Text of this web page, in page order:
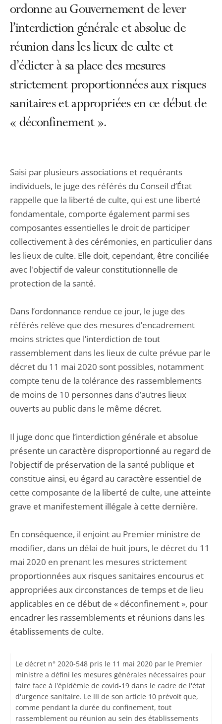
ordonne au Gouvernement de lever
l’interdiction générale et absolue de
réunion dans les lieux de culte et
d’édicter à sa place des mesures
strictement proportionnées aux risques
sanitaires et appropriées en ce début de
« déconfinement ».
Saisi par plusieurs associations et requérants
individuels, le juge des référés du Conseil d’État
rappelle que la liberté de culte, qui est une liberté
fondamentale, comporte également parmi ses
composantes essentielles le droit de participer
collectivement à des cérémonies, en particulier dans
les lieux de culte. Elle doit, cependant, être conciliée
avec l'objectif de valeur constitutionnelle de
protection de la santé.
Dans l’ordonnance rendue ce jour, le juge des
référés relève que des mesures d’encadrement
moins strictes que l’interdiction de tout
rassemblement dans les lieux de culte prévue par le
décret du 11 mai 2020 sont possibles, notamment
compte tenu de la tolérance des rassemblements
de moins de 10 personnes dans d’autres lieux
ouverts au public dans le même décret.
Il juge donc que l’interdiction générale et absolue
présente un caractère disproportionné au regard de
l’objectif de préservation de la santé publique et
constitue ainsi, eu égard au caractère essentiel de
cette composante de la liberté de culte, une atteinte
grave et manifestement illégale à cette dernière.
En conséquence, il enjoint au Premier ministre de
modifier, dans un délai de huit jours, le décret du 11
mai 2020 en prenant les mesures strictement
proportionnées aux risques sanitaires encourus et
appropriées aux circonstances de temps et de lieu
applicables en ce début de « déconfinement », pour
encadrer les rassemblements et réunions dans les
établissements de culte.
Le décret n° 2020-548 pris le 11 mai 2020 par le Premier
ministre a défini les mesures générales nécessaires pour
faire face à l'épidémie de covid-19 dans le cadre de l'état
d'urgence sanitaire. Le III de son article 10 prévoit que,
comme pendant la durée du confinement, tout
rassemblement ou réunion au sein des établissements